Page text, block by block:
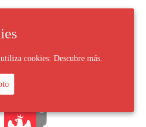
cookies: Descubre más.